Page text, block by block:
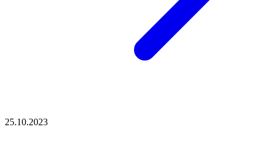
25.10.2023